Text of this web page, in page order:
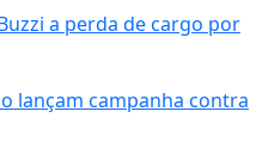
a perda de cargo por
lançam campanha contra